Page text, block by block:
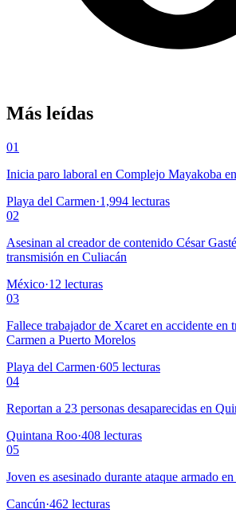
Más leídas
01
Inicia paro laboral en Complejo Mayakoba
Playa del Carmen·1,994 lecturas
02
Asesinan al creador de contenido César
transmisión en Culiacán
México·12 lecturas
03
Fallece trabajador de Xcaret en accidente en
Carmen a Puerto Morelos
Playa del Carmen·605 lecturas
04
Reportan a 23 personas desaparecidas en
Quintana Roo·408 lecturas
05
Joven es asesinado durante ataque armado
Cancún·462 lecturas